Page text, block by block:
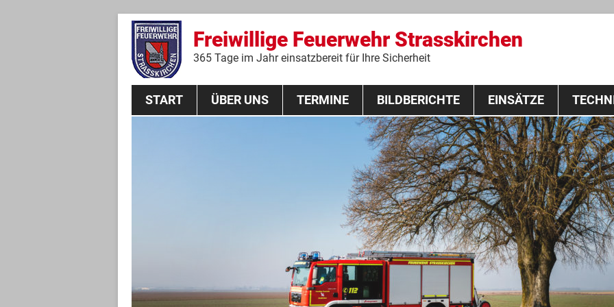
Freiwillige Feuerwehr Strasskirchen
365 Tage im Jahr einsatzbereit für Ihre Sicherheit
Zum
springen
START ÜBER UNS TERMINE
THL Lehrgang 2020
BILDBERICHTE EINSÄTZE
Fahrzeuge
Ausrüstung